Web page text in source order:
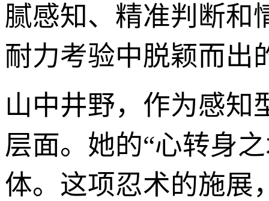
腻感知、精准判断和
耐力考验中脱颖而出
山中井野，作为感知
层面。她的“心转身
体。这项忍术的施展